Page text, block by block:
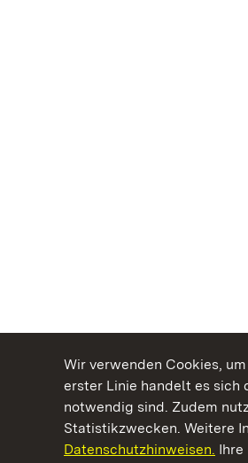
Wir verwenden Cookies,
erster Linie handelt es sich
notwendig sind. Zudem
Statistikzwecken. Weitere
Datenschutzhinweisen.